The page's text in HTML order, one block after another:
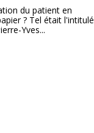
du patient en
? Tel était l'intitulé
Yves...